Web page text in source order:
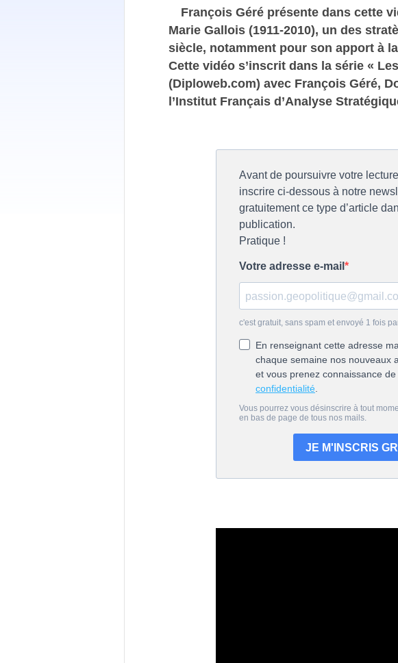
François Géré présente dans cette
Marie Gallois (1911-2010), un des
siècle, notamment pour son apport à
Cette vidéo s’inscrit dans la série «
(Diploweb.com) avec François Géré,
l’Institut Français d’Analyse